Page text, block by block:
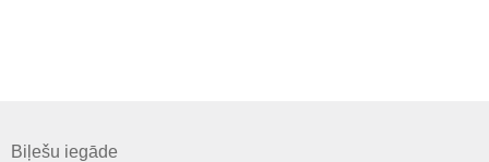
Biļešu iegāde